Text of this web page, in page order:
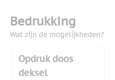
Bedrukking
Wat zijn de mogelijkheden?
Opdruk doos
deksel